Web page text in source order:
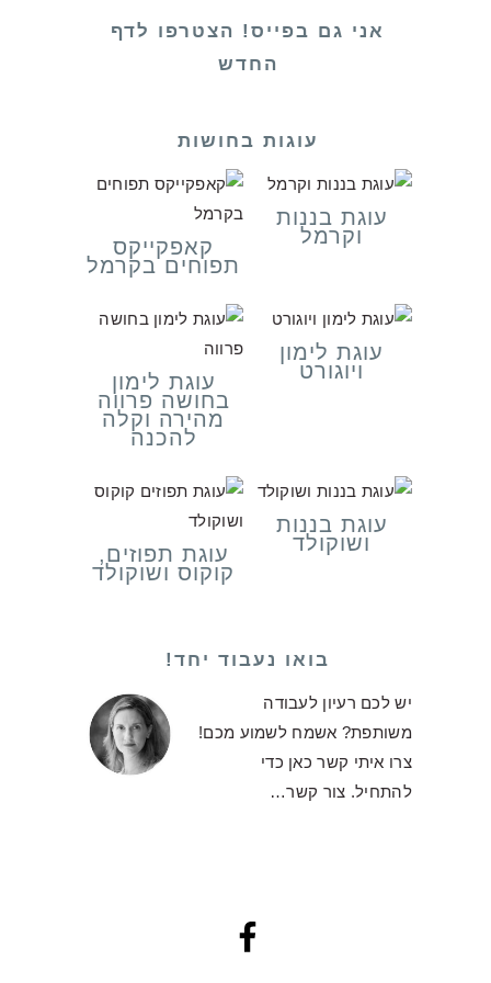
אני גם בפייס! הצטרפו לדף
החדש
עוגות בחושות
קאפקייקס
תפוחים בקרמל
עוגת בננות
וקרמל
עוגת לימון
בחושה פרווה
מהירה וקלה
להכנה
עוגת לימון
ויוגורט
עוגת תפוזים,
קוקוס ושוקולד
עוגת בננות
ושוקולד
בואו נעבוד יחד!
יש לכם רעיון לעבודה
משותפת? אשמח לשמוע מכם!
צרו איתי קשר כאן כדי
להתחיל. צור קשר…